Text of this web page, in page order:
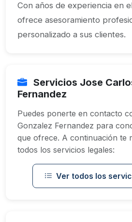
Con años de experiencia en
ofrece asesoramiento
personalizado a sus clientes.
Servicios Jose
Fernandez
Puedes ponerte en contacto
Gonzalez Fernandez para
que ofrece. A continuación te
todos los servicios legales:
Ver todos los